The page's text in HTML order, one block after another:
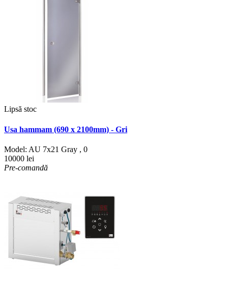
Lipsă stoc
Usa hammam (690 x 2100mm) - Gri
Model: AU 7x21 Gray , 0
10000 lei
Pre-comandă